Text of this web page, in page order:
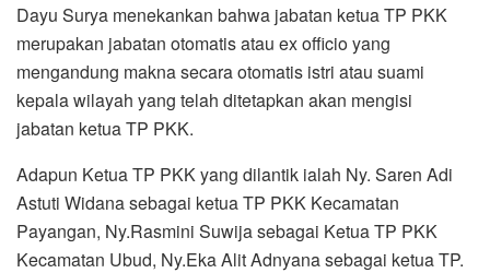
Dayu Surya menekankan bahwa jabatan ketua TP PKK
merupakan jabatan otomatis atau ex officio yang
mengandung makna secara otomatis istri atau suami
kepala wilayah yang telah ditetapkan akan mengisi
jabatan ketua TP PKK.
Adapun Ketua TP PKK yang dilantik ialah Ny. Saren Adi
Astuti Widana sebagai ketua TP PKK Kecamatan
Payangan, Ny.Rasmini Suwija sebagai Ketua TP PKK
Kecamatan Ubud, Ny.Eka Alit Adnyana sebagai ketua TP.